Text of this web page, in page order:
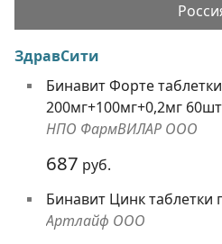
ЗдравСити
Бинавит Форте
200мг+100мг+0,2мг 60шт
НПО ФармВИЛАР ООО
687 руб.
Бинавит Цинк таблетки
Артлайф ООО